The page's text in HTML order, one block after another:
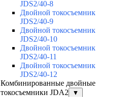
JDS2/40-8
Двойной токосъемник
JDS2/40-9
Двойной токосъемник
JDS2/40-10
Двойной токосъемник
JDS2/40-11
Двойной токосъемник
JDS2/40-12
Комбинированные двойные
токосъемники JDA2
▼